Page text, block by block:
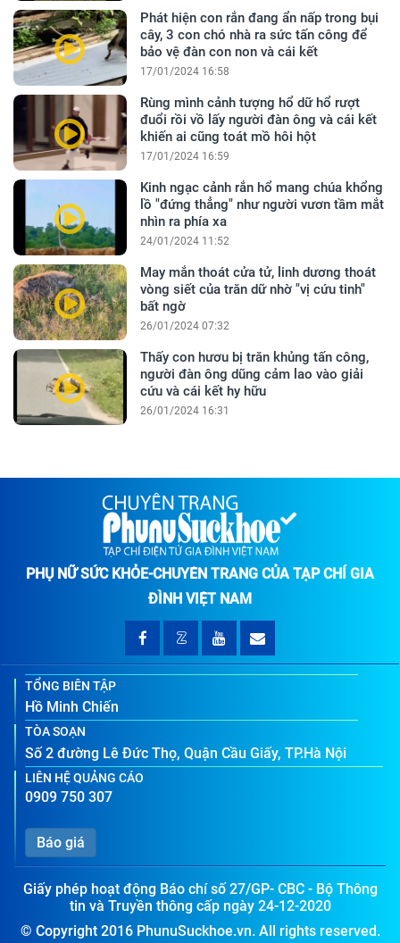
Phát hiện con rắn đang ẩn nấp trong bụi
cây, 3 con chó nhà ra sức tấn công để
bảo vệ đàn con non và cái kết
17/01/2024 16:58
Rùng mình cảnh tượng hổ dữ hổ rượt
đuổi rồi vồ lấy người đàn ông và cái kết
khiến ai cũng toát mồ hôi hột
17/01/2024 16:59
Kinh ngạc cảnh rắn hổ mang chúa khổng
lồ "đứng thẳng" như người vươn tầm mắt
nhìn ra phía xa
24/01/2024 11:52
May mắn thoát cửa tử, linh dương thoát
vòng siết của trăn dữ nhờ "vị cứu tinh"
bất ngờ
26/01/2024 07:32
Thấy con hươu bị trăn khủng tấn công,
người đàn ông dũng cảm lao vào giải
cứu và cái kết hy hữu
26/01/2024 16:31
PHỤ NỮ SỨC KHỎE-CHUYÊN TRANG CỦA TẠP CHÍ GIA
ĐÌNH VIỆT NAM
TỔNG BIÊN TẬP
Hồ Minh Chiến
TÒA SOẠN
Số 2 đường Lê Đức Thọ, Quận Cầu Giấy, TP.Hà Nội
LIÊN HỆ QUẢNG CÁO
0909 750 307
Báo giá
Giấy phép hoạt động Báo chí số 27/GP- CBC - Bộ Thông
tin và Truyền thông cấp ngày 24-12-2020
© Copyright 2016 PhunuSuckhoe.vn. All rights reserved.